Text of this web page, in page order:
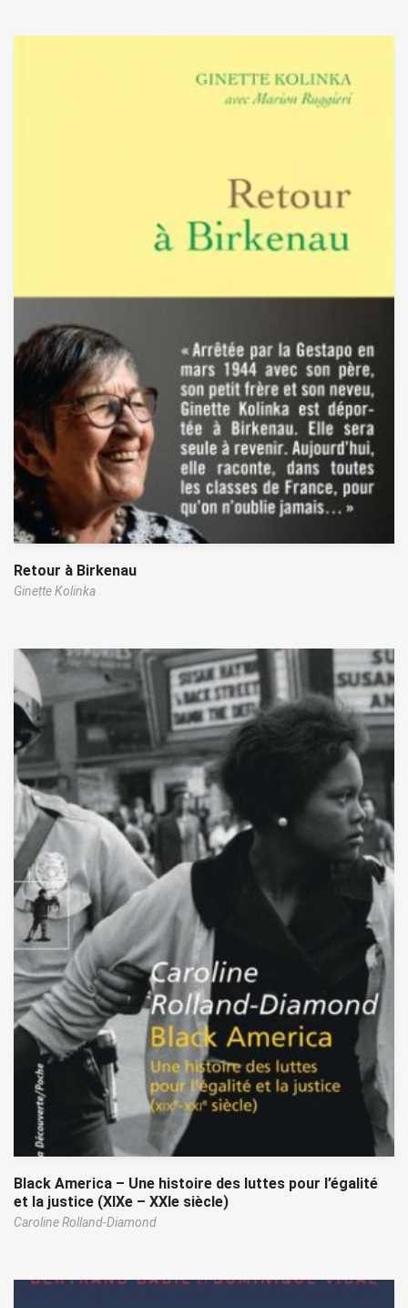
Retour à Birkenau
Ginette Kolinka
Black America – Une histoire des luttes pour l’égalité
et la justice (XIXe – XXIe siècle)
Caroline Rolland-Diamond